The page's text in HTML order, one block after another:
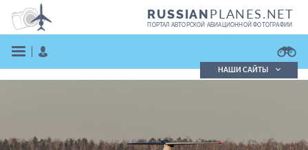
RUSSIANPLANES.NET
ПОРТАЛ АВТОРСКОЙ АВИАЦИОННОЙ ФОТОГРАФИИ
ВОЙТИ
НАШИ САЙТЫ